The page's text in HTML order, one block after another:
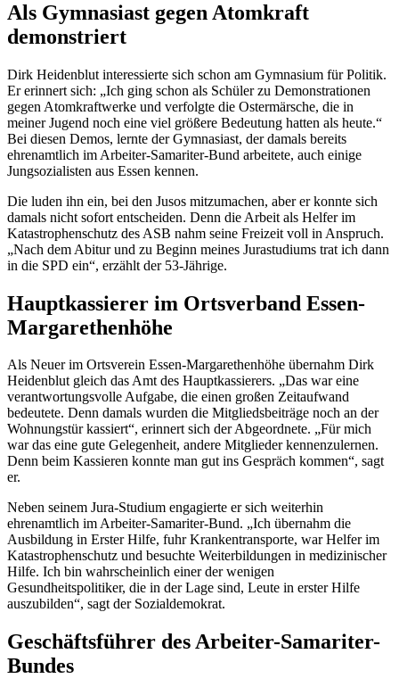
Als Gymnasiast gegen Atomkraft
demonstriert
Dirk Heidenblut interessierte sich schon am Gymnasium für Politik.
Er erinnert sich: „Ich ging schon als Schüler zu Demonstrationen
gegen Atomkraftwerke und verfolgte die Ostermärsche, die in
meiner Jugend noch eine viel größere Bedeutung hatten als heute.“
Bei diesen Demos, lernte der Gymnasiast, der damals bereits
ehrenamtlich im Arbeiter-Samariter-Bund arbeitete, auch einige
Jungsozialisten aus Essen kennen.
Die luden ihn ein, bei den Jusos mitzumachen, aber er konnte sich
damals nicht sofort entscheiden. Denn die Arbeit als Helfer im
Katastrophenschutz des ASB nahm seine Freizeit voll in Anspruch.
„Nach dem Abitur und zu Beginn meines Jurastudiums trat ich dann
in die SPD ein“, erzählt der 53-Jährige.
Hauptkassierer im Ortsverband Essen-
Margarethenhöhe
Als Neuer im Ortsverein Essen-Margarethenhöhe übernahm Dirk
Heidenblut gleich das Amt des Hauptkassierers. „Das war eine
verantwortungsvolle Aufgabe, die einen großen Zeitaufwand
bedeutete. Denn damals wurden die Mitgliedsbeiträge noch an der
Wohnungstür kassiert“, erinnert sich der Abgeordnete. „Für mich
war das eine gute Gelegenheit, andere Mitglieder kennenzulernen.
Denn beim Kassieren konnte man gut ins Gespräch kommen“, sagt
er.
Neben seinem Jura-Studium engagierte er sich weiterhin
ehrenamtlich im Arbeiter-Samariter-Bund. „Ich übernahm die
Ausbildung in Erster Hilfe, fuhr Krankentransporte, war Helfer im
Katastrophenschutz und besuchte Weiterbildungen in medizinischer
Hilfe. Ich bin wahrscheinlich einer der wenigen
Gesundheitspolitiker, die in der Lage sind, Leute in erster Hilfe
auszubilden“, sagt der Sozialdemokrat.
Geschäftsführer des Arbeiter-Samariter-
Bundes